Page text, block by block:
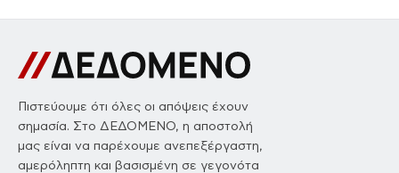
Πιστεύουμε ότι όλες οι απόψεις έχουν
σημασία. Στο ΔΕΔΟΜΕΝΟ, η αποστολή
μας είναι να παρέχουμε ανεπεξέργαστη,
αμερόληπτη και βασισμένη σε γεγονότα